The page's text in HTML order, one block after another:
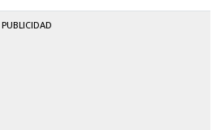
PUBLICIDAD